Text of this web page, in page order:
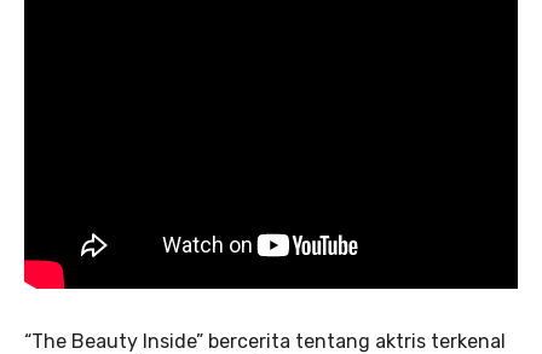
“The Beauty Inside” bercerita tentang aktris terkenal